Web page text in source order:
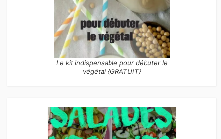
Le kit indispensable pour débuter le
végétal {GRATUIT}